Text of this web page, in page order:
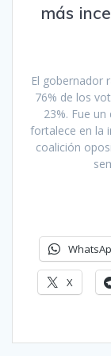
más
El gobernador
76% de los
23%. Fue
fortalece en la
coalición
X